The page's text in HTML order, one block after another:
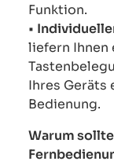
Funktion.
•
liefern Ihnen
Ihres
Bedienung.
Warum